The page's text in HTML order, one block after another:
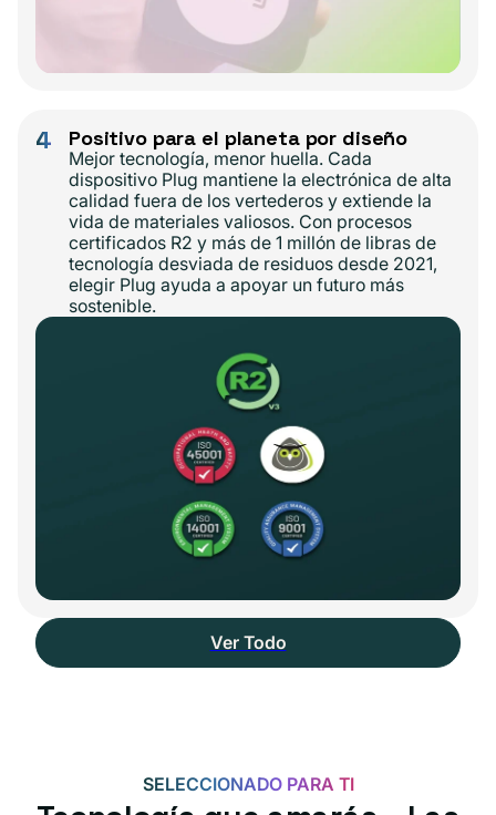
4 Positivo para el planeta por diseño
Mejor tecnología, menor huella. Cada
dispositivo Plug mantiene la electrónica de alta
calidad fuera de los vertederos y extiende la
vida de materiales valiosos. Con procesos
certificados R2 y más de 1 millón de libras de
tecnología desviada de residuos desde 2021,
elegir Plug ayuda a apoyar un futuro más
sostenible.
Ver Todo
SELECCIONADO PARA TI